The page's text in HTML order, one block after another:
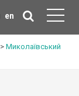
en
> Миколаївський